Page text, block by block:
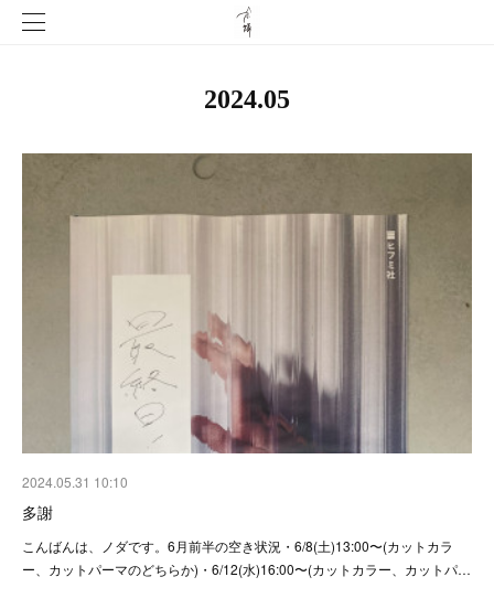
2024.05
2024.05.31 10:10
多謝
こんばんは、ノダです。6月前半の空き状況・6/8(土)13:00〜(カットカラ
ー、カットパーマのどちらか)・6/12(水)16:00〜(カットカラー、カットパ…